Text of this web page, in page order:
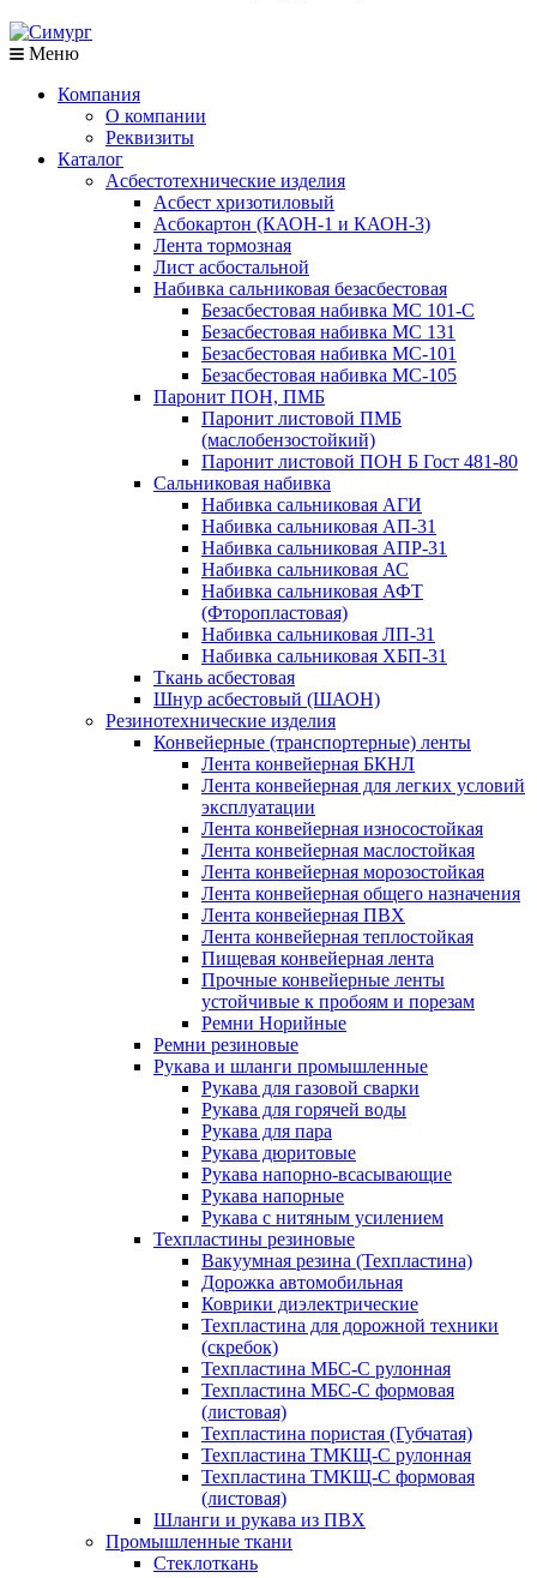
Меню
Компания
О компании
Реквизиты
Каталог
Асбестотехнические изделия
Асбест хризотиловый
Асбокартон (КАОН-1 и КАОН-3)
Лента тормозная
Лист асбостальной
Набивка сальниковая безасбестовая
Безасбестовая набивка МС 101-С
Безасбестовая набивка МС 131
Безасбестовая набивка МС-101
Безасбестовая набивка МС-105
Паронит ПОН, ПМБ
Паронит листовой ПМБ
(маслобензостойкий)
Паронит листовой ПОН Б Гост 481-80
Сальниковая набивка
Набивка сальниковая АГИ
Набивка сальниковая АП-31
Набивка сальниковая АПР-31
Набивка сальниковая АС
Набивка сальниковая АФТ
(Фторопластовая)
Набивка сальниковая ЛП-31
Набивка сальниковая ХБП-31
Ткань асбестовая
Шнур асбестовый (ШАОН)
Резинотехнические изделия
Конвейерные (транспортерные) ленты
Лента конвейерная БКНЛ
Лента конвейерная для легких условий
эксплуатации
Лента конвейерная износостойкая
Лента конвейерная маслостойкая
Лента конвейерная морозостойкая
Лента конвейерная общего назначения
Лента конвейерная ПВХ
Лента конвейерная теплостойкая
Пищевая конвейерная лента
Прочные конвейерные ленты
устойчивые к пробоям и порезам
Ремни Норийные
Ремни резиновые
Рукава и шланги промышленные
Рукава для газовой сварки
Рукава для горячей воды
Рукава для пара
Рукава дюритовые
Рукава напорно-всасывающие
Рукава напорные
Рукава с нитяным усилением
Техпластины резиновые
Вакуумная резина (Техпластина)
Дорожка автомобильная
Коврики диэлектрические
Техпластина для дорожной техники
(скребок)
Техпластина МБС-С рулонная
Техпластина МБС-С формовая
(листовая)
Техпластина пористая (Губчатая)
Техпластина ТМКЩ-С рулонная
Техпластина ТМКЩ-С формовая
(листовая)
Шланги и рукава из ПВХ
Промышленные ткани
Стеклоткань